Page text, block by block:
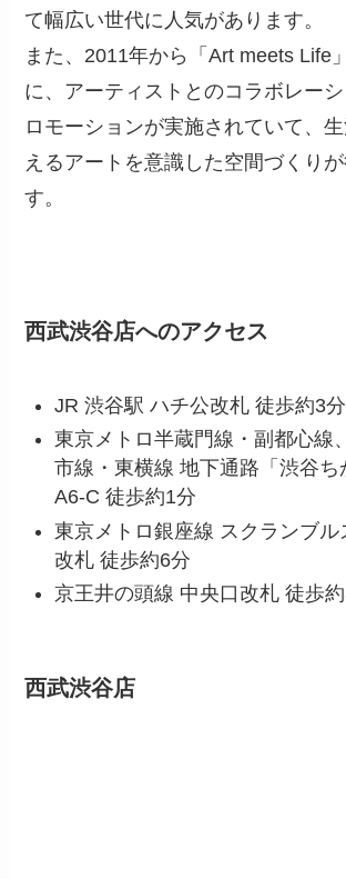
て幅広い世代に人気があります。
また、2011年から「Art meets Life
に、アーティストとのコラボレー
ロモーションが実施されていて、
えるアートを意識した空間づくり
す。
西武渋谷店へのアクセス
JR 渋谷駅 ハチ公改札 徒歩約3分
東京メトロ半蔵門線・副都心線
市線・東横線 地下通路「渋谷ち
A6-C 徒歩約1分
東京メトロ銀座線 スクランブル
改札 徒歩約6分
京王井の頭線 中央口改札 徒歩
西武渋谷店